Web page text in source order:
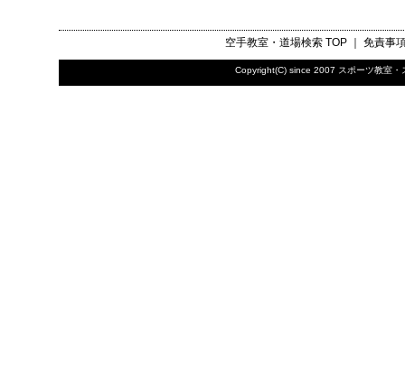
空手教室・道場検索TOP ｜ 免責事
Copyright(C) since 2007 スポーツ教室・